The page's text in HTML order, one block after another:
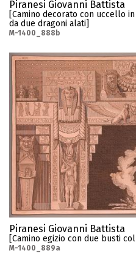
Piranesi Giovanni Battista
[Camino decorato con uccello
da due dragoni alati]
M-1400_888b
Piranesi Giovanni Battista
[Camino egizio con due busti
M-1400_889a